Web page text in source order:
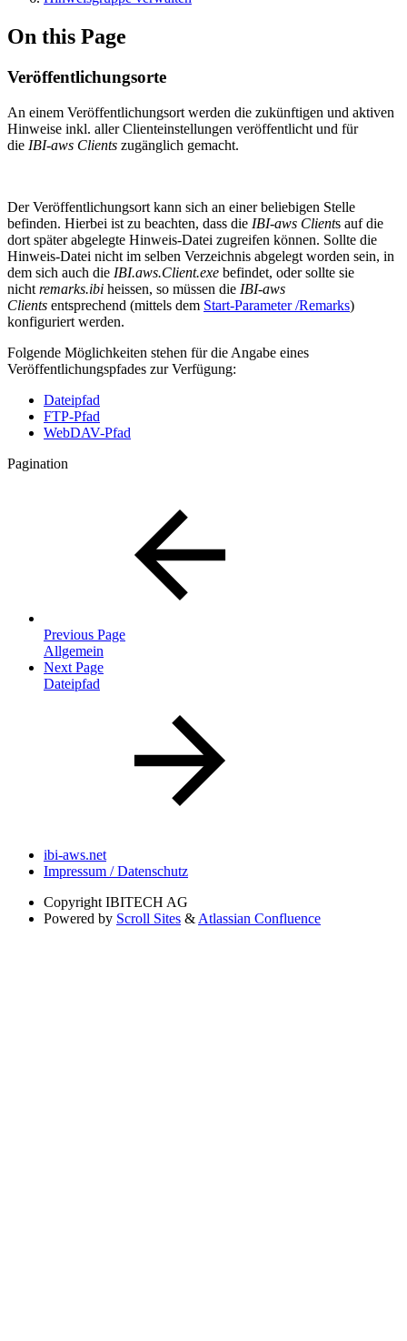
On this Page
Veröffentlichungsorte
An einem Veröffentlichungsort werden die zukünftigen und aktiven
Hinweise inkl. aller Clienteinstellungen veröffentlicht und für
die IBI-aws Clients zugänglich gemacht.
Der Veröffentlichungsort kann sich an einer beliebigen Stelle
befinden. Hierbei ist zu beachten, dass die IBI-aws Clients auf die
dort später abgelegte Hinweis-Datei zugreifen können. Sollte die
Hinweis-Datei nicht im selben Verzeichnis abgelegt worden sein, in
dem sich auch die IBI.aws.Client.exe befindet, oder sollte sie
nicht remarks.ibi heissen, so müssen die IBI-aws
Clients entsprechend (mittels dem Start-Parameter /Remarks)
konfiguriert werden.
Folgende Möglichkeiten stehen für die Angabe eines
Veröffentlichungspfades zur Verfügung:
Dateipfad
FTP-Pfad
WebDAV-Pfad
Pagination
Previous Page
Allgemein
Next Page
Dateipfad
ibi-aws.net
Impressum / Datenschutz
Copyright IBITECH AG
Powered by Scroll Sites & Atlassian Confluence